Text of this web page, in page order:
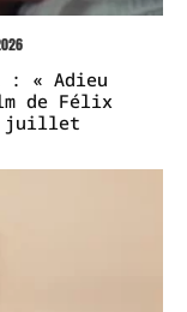
: « Adieu
de Félix
juillet